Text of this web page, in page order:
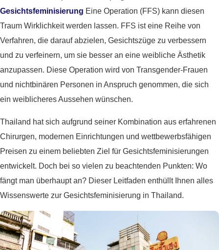
Gesichtsfeminisierung Eine Operation (FFS) kann diesen
Traum Wirklichkeit werden lassen. FFS ist eine Reihe von
Verfahren, die darauf abzielen, Gesichtszüge zu verbessern
und zu verfeinern, um sie besser an eine weibliche Ästhetik
anzupassen. Diese Operation wird von Transgender-Frauen
und nichtbinären Personen in Anspruch genommen, die sich
ein weiblicheres Aussehen wünschen.
Thailand hat sich aufgrund seiner Kombination aus erfahrenen
Chirurgen, modernen Einrichtungen und wettbewerbsfähigen
Preisen zu einem beliebten Ziel für Gesichtsfeminisierungen
entwickelt. Doch bei so vielen zu beachtenden Punkten: Wo
fängt man überhaupt an? Dieser Leitfaden enthüllt Ihnen alles
Wissenswerte zur Gesichtsfeminisierung in Thailand.